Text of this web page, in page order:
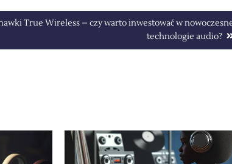
True Wireless – czy warto inwestować w
technologie audio?